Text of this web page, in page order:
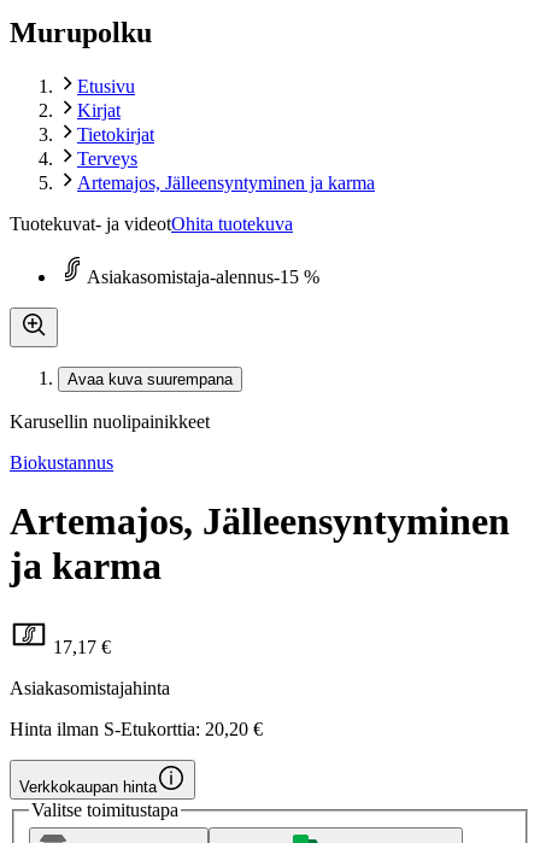
Murupolku
Etusivu
Kirjat
Tietokirjat
Terveys
Artemajos, Jälleensyntyminen ja karma
Tuotekuvat- ja videotOhita tuotekuva
Asiakasomistaja-alennus-15 %
Avaa kuva suurempana
Karusellin nuolipainikkeet
Biokustannus
Artemajos, Jälleensyntyminen
ja karma
17,17 €
Asiakasomistajahinta
Hinta ilman S-Etukorttia: 20,20 €
Verkkokaupan hinta
Valitse toimitustapa